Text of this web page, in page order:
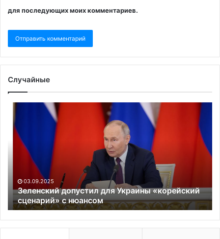
для последующих моих комментариев.
Случайные
Зеленский
для
Украины
«корейский
сценарий»
нюансом
03.09.2025
Зеленский допустил для Украины «корейский
сценарий» с нюансом
о
в